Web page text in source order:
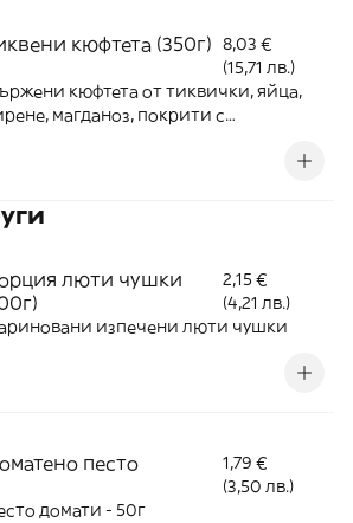
кюфтета (350г) 8,03 €
(15,71 лв.)
кюфтета от тиквички, яйца,
магданоз, покрити с
люти чушки
2,15 €
(4,21 лв.)
изпечени люти чушки
песто
1,79 €
(3,50 лв.)
домати - 50г